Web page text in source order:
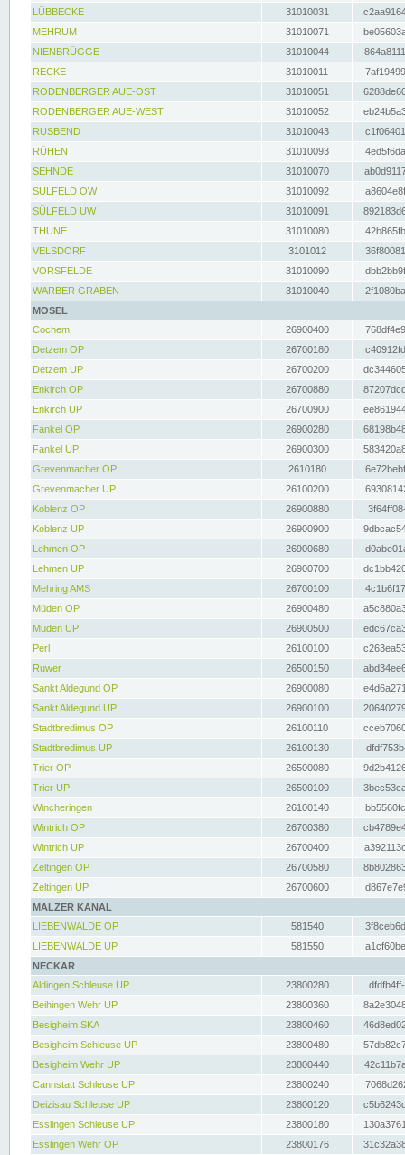
LÜBBECKE
31010031
MEHRUM
31010071
NIENBRÜGGE
31010044
RECKE
31010011
RODENBERGER AUE-OST
31010051
RODENBERGER AUE-WEST
31010052
RUSBEND
31010043
RÜHEN
31010093
SEHNDE
31010070
SÜLFELD OW
31010092
SÜLFELD UW
31010091
THUNE
31010080
VELSDORF
3101012
VORSFELDE
31010090
WARBER GRABEN
31010040
MOSEL
Cochem
26900400
Detzem OP
26700180
Detzem UP
26700200
Enkirch OP
26700880
Enkirch UP
26700900
Fankel OP
26900280
Fankel UP
26900300
Grevenmacher OP
2610180
Grevenmacher UP
26100200
Koblenz OP
26900880
Koblenz UP
26900900
Lehmen OP
26900680
Lehmen UP
26900700
Mehring AMS
26700100
Müden OP
26900480
Müden UP
26900500
Perl
26100100
Ruwer
26500150
Sankt Aldegund OP
26900080
Sankt Aldegund UP
26900100
Stadtbredimus OP
26100110
Stadtbredimus UP
26100130
Trier OP
26500080
Trier UP
26500100
Wincheringen
26100140
Wintrich OP
26700380
Wintrich UP
26700400
Zeltingen OP
26700580
Zeltingen UP
26700600
MALZER KANAL
LIEBENWALDE OP
581540
LIEBENWALDE UP
581550
NECKAR
Aldingen Schleuse UP
23800280
Beihingen Wehr UP
23800360
Besigheim SKA
23800460
Besigheim Schleuse UP
23800480
Besigheim Wehr UP
23800440
Cannstatt Schleuse UP
23800240
Deizisau Schleuse UP
23800120
Esslingen Schleuse UP
23800180
Esslingen Wehr OP
23800176